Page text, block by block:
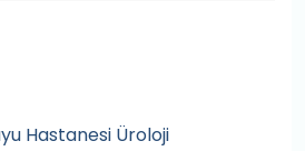
Hastanesi Üroloji